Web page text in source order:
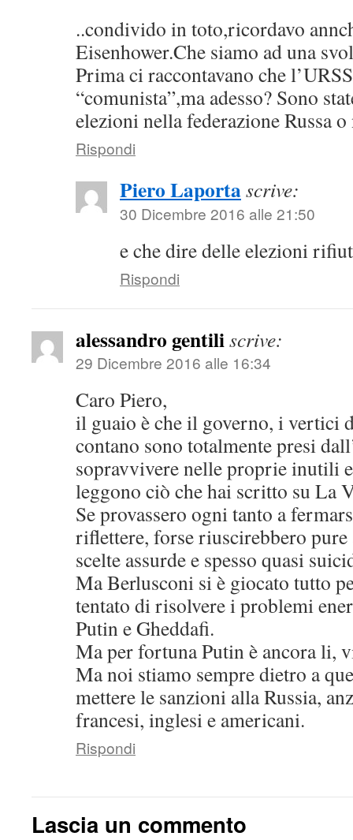
..condivido in toto,ricordavo
Eisenhower.Che siamo ad una
Prima ci raccontavano che
“comunista”,ma adesso? Sono
elezioni nella federazione Russa
Rispondi
Piero Laportascrive:
30 Dicembre 2016 alle 21:50
e che dire delle elezioni
Rispondi
alessandro gentiliscrive:
29 Dicembre 2016 alle 16:34
Caro Piero,
il guaio è che il governo, i vertici
contano sono totalmente presi
sopravvivere nelle proprie inutili
leggono ciò che hai scritto su La
Se provassero ogni tanto a
riflettere, forse riuscirebbero
scelte assurde e spesso quasi
Ma Berlusconi si è giocato tutto
tentato di risolvere i problemi
Putin e Gheddafi.
Ma per fortuna Putin è ancora li,
Ma noi stiamo sempre dietro a
mettere le sanzioni alla Russia,
francesi, inglesi e americani.
Rispondi
Lascia un commento